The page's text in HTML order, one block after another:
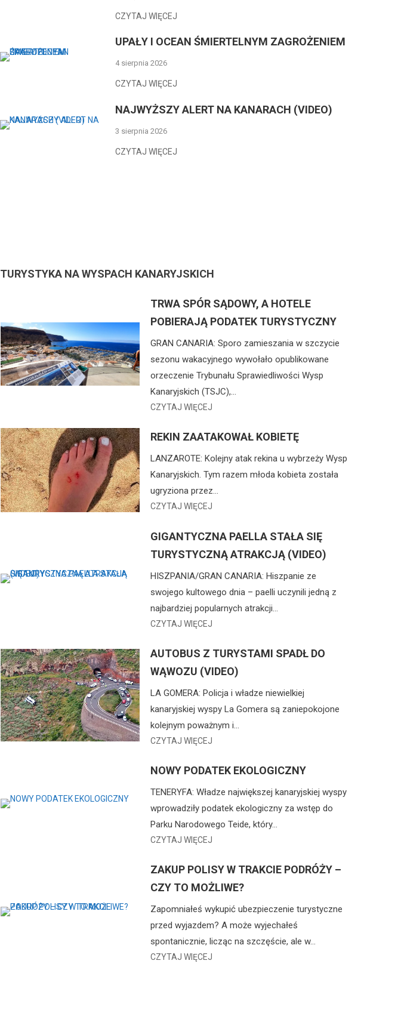
CZYTAJ WIĘCEJ
UPAŁY I OCEAN ŚMIERTELNYM ZAGROŻENIEM
4 sierpnia 2026
CZYTAJ WIĘCEJ
NAJWYŻSZY ALERT NA KANARACH (VIDEO)
3 sierpnia 2026
CZYTAJ WIĘCEJ
TURYSTYKA NA WYSPACH KANARYJSKICH
TRWA SPÓR SĄDOWY, A HOTELE
POBIERAJĄ PODATEK TURYSTYCZNY
GRAN CANARIA: Sporo zamieszania w szczycie
sezonu wakacyjnego wywołało opublikowane
orzeczenie Trybunału Sprawiedliwości Wysp
Kanaryjskich (TSJC),…
CZYTAJ WIĘCEJ
REKIN ZAATAKOWAŁ KOBIETĘ
LANZAROTE: Kolejny atak rekina u wybrzeży Wysp
Kanaryjskich. Tym razem młoda kobieta została
ugryziona przez…
CZYTAJ WIĘCEJ
GIGANTYCZNA PAELLA STAŁA SIĘ
TURYSTYCZNĄ ATRAKCJĄ (VIDEO)
HISZPANIA/GRAN CANARIA: Hiszpanie ze
swojego kultowego dnia – paelli uczynili jedną z
najbardziej popularnych atrakcji…
CZYTAJ WIĘCEJ
AUTOBUS Z TURYSTAMI SPADŁ DO
WĄWOZU (VIDEO)
LA GOMERA: Policja i władze niewielkiej
kanaryjskiej wyspy La Gomera są zaniepokojone
kolejnym poważnym i…
CZYTAJ WIĘCEJ
NOWY PODATEK EKOLOGICZNY
TENERYFA: Władze największej kanaryjskiej wyspy
wprowadziły podatek ekologiczny za wstęp do
Parku Narodowego Teide, który…
CZYTAJ WIĘCEJ
ZAKUP POLISY W TRAKCIE PODRÓŻY –
CZY TO MOŻLIWE?
Zapomniałeś wykupić ubezpieczenie turystyczne
przed wyjazdem? A może wyjechałeś
spontanicznie, licząc na szczęście, ale w…
CZYTAJ WIĘCEJ